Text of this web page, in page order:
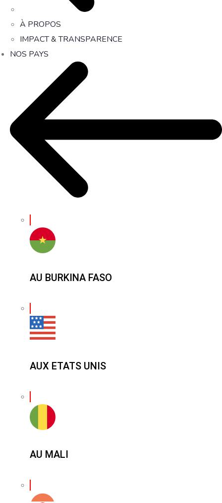
À PROPOS
IMPACT & TRANSPARENCE
NOS PAYS
AU BURKINA FASO
AUX ETATS UNIS
AU MALI